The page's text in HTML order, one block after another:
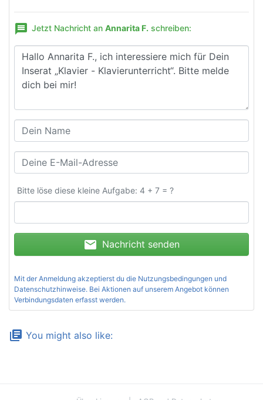
message Jetzt Nachricht an Annarita F. schreiben:
Bitte löse diese kleine Aufgabe: 4 + 7 = ?
mail Nachricht senden
Mit der Anmeldung akzeptierst du die Nutzungsbedingungen und
Datenschutzhinweise. Bei Aktionen auf unserem Angebot können
Verbindungsdaten erfasst werden.
library_books You might also like: